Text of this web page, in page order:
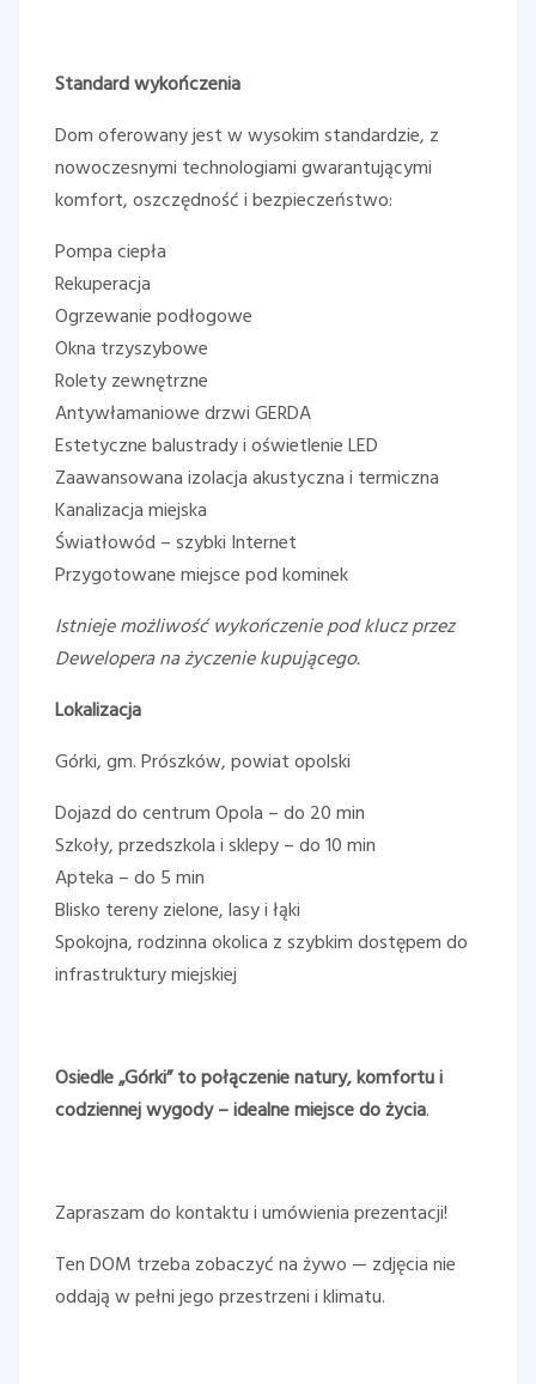
Standard wykończenia
Dom oferowany jest w wysokim standardzie, z
nowoczesnymi technologiami gwarantującymi
komfort, oszczędność i bezpieczeństwo:
Pompa ciepła
Rekuperacja
Ogrzewanie podłogowe
Okna trzyszybowe
Rolety zewnętrzne
Antywłamaniowe drzwi GERDA
Estetyczne balustrady i oświetlenie LED
Zaawansowana izolacja akustyczna i termiczna
Kanalizacja miejska
Światłowód – szybki Internet
Przygotowane miejsce pod kominek
Istnieje możliwość wykończenie pod klucz przez
Dewelopera na życzenie kupującego.
Lokalizacja
Górki, gm. Prószków, powiat opolski
Dojazd do centrum Opola – do 20 min
Szkoły, przedszkola i sklepy – do 10 min
Apteka – do 5 min
Blisko tereny zielone, lasy i łąki
Spokojna, rodzinna okolica z szybkim dostępem do
infrastruktury miejskiej
Osiedle „Górki” to połączenie natury, komfortu i
codziennej wygody – idealne miejsce do życia.
Zapraszam do kontaktu i umówienia prezentacji!
Ten DOM trzeba zobaczyć na żywo — zdjęcia nie
oddają w pełni jego przestrzeni i klimatu.